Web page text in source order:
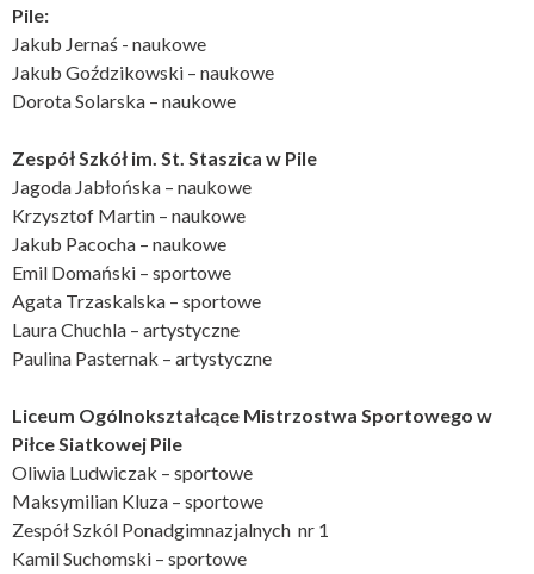
Pile:
Jakub Jernaś - naukowe
Jakub Goździkowski – naukowe
Dorota Solarska – naukowe
Zespół Szkół im. St. Staszica w Pile
Jagoda Jabłońska – naukowe
Krzysztof Martin – naukowe
Jakub Pacocha – naukowe
Emil Domański – sportowe
Agata Trzaskalska – sportowe
Laura Chuchla – artystyczne
Paulina Pasternak – artystyczne
Liceum Ogólnokształcące Mistrzostwa Sportowego w
Piłce Siatkowej Pile
Oliwia Ludwiczak – sportowe
Maksymilian Kluza – sportowe
Zespół Szkól Ponadgimnazjalnych nr 1
Kamil Suchomski – sportowe